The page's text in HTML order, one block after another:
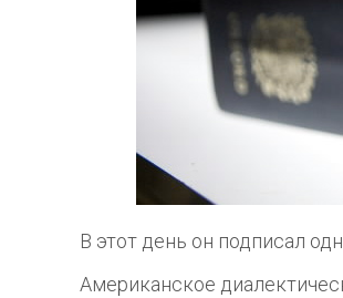
В этот день он подписал
Американское